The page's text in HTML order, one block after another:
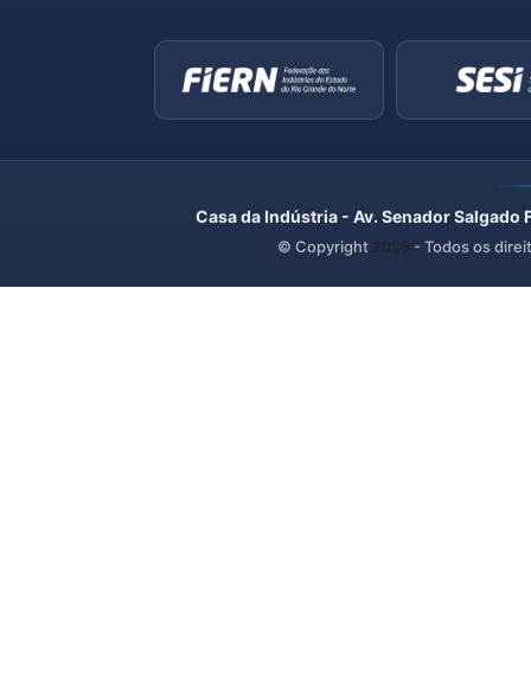
Casa da Indústria - Av. Senador
© Copyright 2026 - Todos os